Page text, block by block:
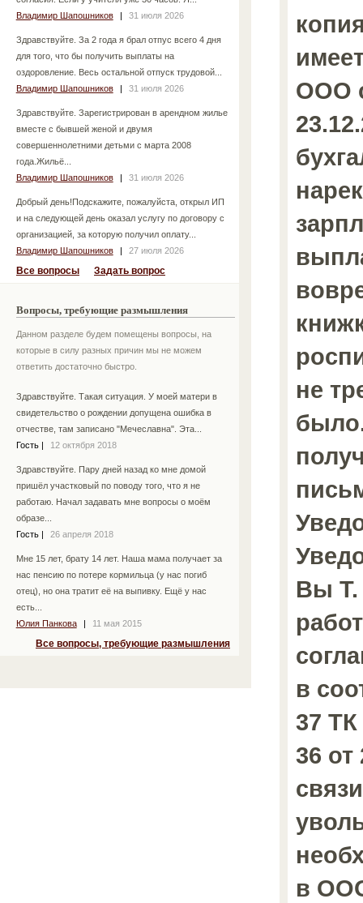
Владимир Шапошников
| 31 июля 2026
Здравствуйте. За 2 года я брал отпус всего 4 дня
для того, что бы получить выплаты на
оздоровление. Весь остальной отпуск трудовой...
Владимир Шапошников
| 31 июля 2026
Здравствуйте. Зарегистрирован в арендном жилье
вместе с бывшей женой и двумя
совершеннолетними детьми с марта 2008
года.Жильё...
Владимир Шапошников
| 31 июля 2026
Добрый день!Подскажите, пожалуйста, открыл ИП
и на следующей день оказал услугу по договору с
организацией, за которую получил оплату...
Владимир Шапошников
| 27 июля 2026
Все вопросы Задать вопрос
Вопросы, требующие размышления
Данном разделе будем помещены вопросы, на
которые в силу разных причин мы не можем
ответить достаточно быстро.
Здравствуйте. Такая ситуация. У моей матери в
свидетельство о рождении допущена ошибка в
отчестве, там записано "Мечеславна". Эта...
Гость
12 октября 2018
Здравствуйте. Пару дней назад ко мне домой
пришёл участковый по поводу того, что я не
работаю. Начал задавать мне вопросы о моём
образе...
Гость
26 апреля 2018
Мне 15 лет, брату 14 лет. Наша мама получает за
нас пенсию по потере кормильца (у нас погиб
отец), но она тратит её на выпивку. Ещё у нас
есть...
Юлия Панкова
11 мая 2015
Все вопросы, требующие размышления
ООО
не
Вы Т.
в
37
36 от
в